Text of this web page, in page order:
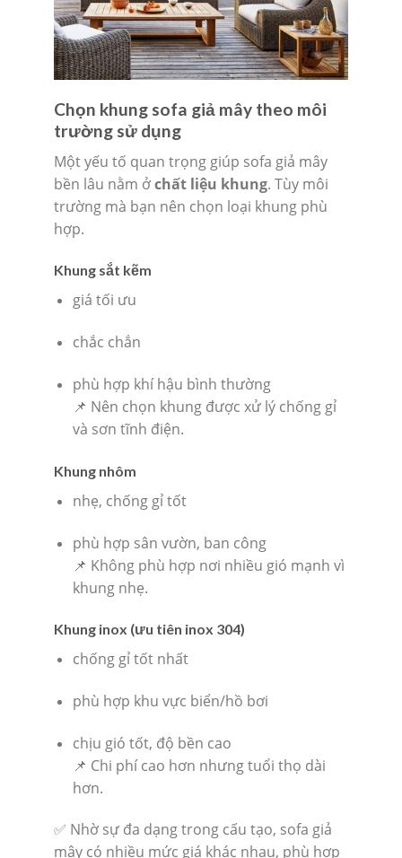
Chọn khung sofa giả mây theo môi
trường sử dụng
Một yếu tố quan trọng giúp sofa giả mây
bền lâu nằm ởchất liệu khung. Tùy môi
trường mà bạn nên chọn loại khung phù
hợp.
Khung sắt kẽm
giá tối ưu
chắc chắn
phù hợp khí hậu bình thường
📌 Nên chọn khung được xử lý chống gỉ
và sơn tĩnh điện.
Khung nhôm
nhẹ, chống gỉ tốt
phù hợp sân vườn, ban công
📌 Không phù hợp nơi nhiều gió mạnh vì
khung nhẹ.
Khung inox (ưu tiên inox 304)
chống gỉ tốt nhất
phù hợp khu vực biển/hồ bơi
chịu gió tốt, độ bền cao
📌 Chi phí cao hơn nhưng tuổi thọ dài
hơn.
✅ Nhờ sự đa dạng trong cấu tạo, sofa giả
mây có nhiều mức giá khác nhau, phù hợp